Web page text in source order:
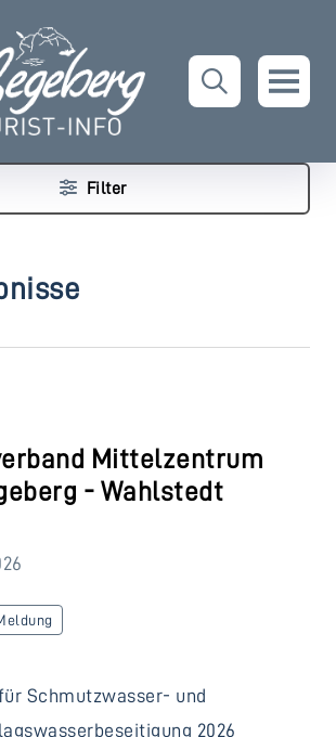
Mittelzentrum
- Wahlstedt
Schmutzwasser- und
2026
Filter